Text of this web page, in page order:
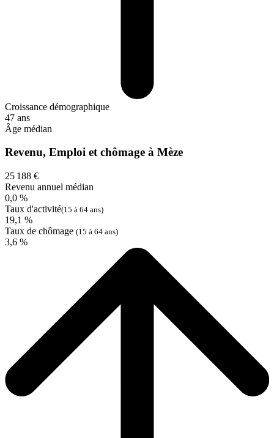
Croissance démographique
47 ans
Âge médian
Revenu, Emploi et chômage à Mèze
25 188 €
Revenu annuel médian
0,0 %
Taux d'activité(15 à 64 ans)
19,1 %
Taux de chômage (15 à 64 ans)
3,6 %